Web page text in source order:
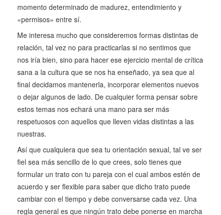
momento determinado de madurez, entendimiento y
«permisos» entre sí.
Me interesa mucho que consideremos formas distintas de
relación, tal vez no para practicarlas si no sentimos que
nos iría bien, sino para hacer ese ejercicio mental de crítica
sana a la cultura que se nos ha enseñado, ya sea que al
final decidamos mantenerla, incorporar elementos nuevos
o dejar algunos de lado. De cualquier forma pensar sobre
estos temas nos echará una mano para ser más
respetuosos con aquellos que lleven vidas distintas a las
nuestras.
Así que cualquiera que sea tu orientación sexual, tal ve ser
fiel sea más sencillo de lo que crees, solo tienes que
formular un trato con tu pareja con el cual ambos estén de
acuerdo y ser flexible para saber que dicho trato puede
cambiar con el tiempo y debe conversarse cada vez. Una
regla general es que ningún trato debe ponerse en marcha